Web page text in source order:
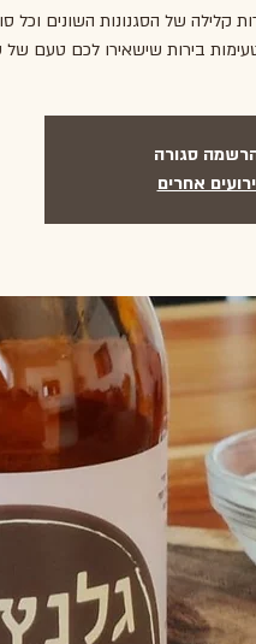
קלילה של הסגנונות השונים וכל
בירות שישאירו לכם טעם של
סגורה
אחרים